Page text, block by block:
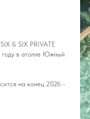
& SIX PRIVATE
году в атолле Южный
на конец 2026 -